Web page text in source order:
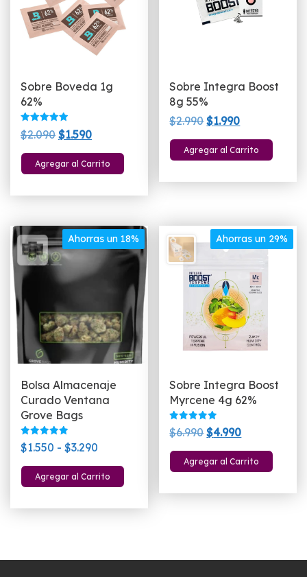
Sobre Boveda 1g
62%
Valorado
con
de 5
$2.090 El
precio
original
$1.590El
precio
actual
Agregar al Carrito
Sobre Integra Boost
8g 55%
$2.990El
precio
original
$1.990El
precio
actual
Agregar al Carrito
Ahorras un 18%
Bolsa Almacenaje
Curado Ventana
Grove Bags
Valorado
con
de 5
$1.550 - $3.290
de
precios:
Agregar al Carrito
Ahorras un 29%
Sobre Integra Boost
Myrcene 4g 62%
Valorado
con
de 5
$6.990El
precio
original
$4.990El
precio
actual
Agregar al Carrito